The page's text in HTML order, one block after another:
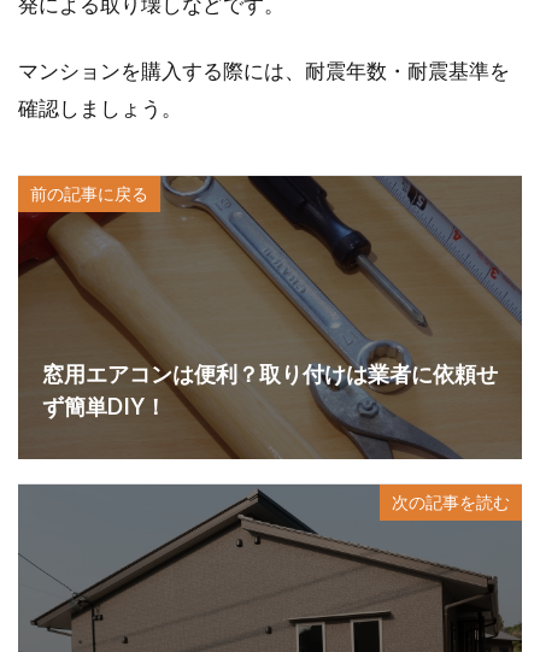
マンションを購入する際には、耐震年数・耐震基準を
確認しましょう。
前の記事に戻る
窓用エアコンは便利？取り付けは業者に依頼せ
ず簡単DIY！
次の記事を読む